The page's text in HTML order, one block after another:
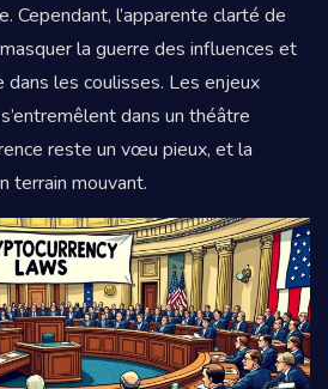
Cependant, l’apparente clarté de
la guerre des influences et
les coulisses. Les enjeux
dans un théâtre
reste un vœu pieux, et la
terrain mouvant.